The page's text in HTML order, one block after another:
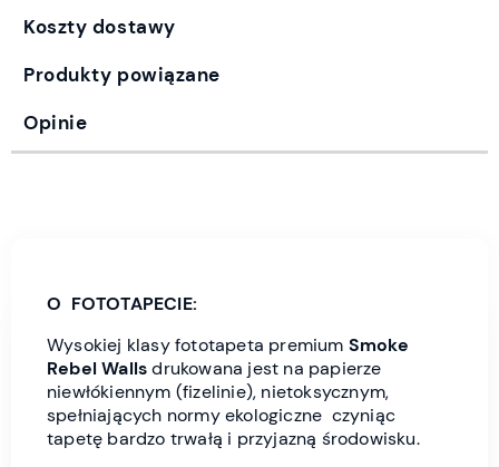
Koszty dostawy
Produkty powiązane
Opinie
O FOTOTAPECIE:
Wysokiej klasy fototapeta premium Smoke
Rebel Wallsdrukowana jest na papierze
niewłókiennym (fizelinie), nietoksycznym,
spełniających normy ekologiczne czyniąc
tapetę bardzo trwałą i przyjazną środowisku.